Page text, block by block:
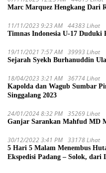
Marc Marquez Hengkang Dari
11/11/2023 9:23 AM 44383 Lihat
Timnas Indonesia U-17 Duduki
19/11/2021 7:57 AM 39993 Lihat
Sejarah Syekh Burhanuddin
18/04/2023 3:21 AM 36774 Lihat
Kapolda dan Wagub Sumbar
Singgalang 2023
24/01/2024 8:32 PM 35269 Lihat
Ganjar Sarankan Mahfud MD
30/12/2022 3:41 PM 33178 Lihat
5 Hari 5 Malam Menembus
Ekspedisi Padang – Solok,